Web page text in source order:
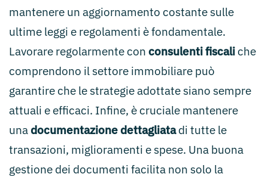
mantenere un aggiornamento costante sulle
ultime leggi e regolamenti è fondamentale.
Lavorare regolarmente con consulenti fiscali che
comprendono il settore immobiliare può
garantire che le strategie adottate siano sempre
attuali e efficaci. Infine, è cruciale mantenere
una documentazione dettagliatadi tutte le
transazioni, miglioramenti e spese. Una buona
gestione dei documenti facilita non solo la